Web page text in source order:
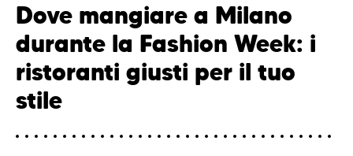
Dove mangiare a Milano
durante la Fashion Week: i
ristoranti giusti per il tuo
stile